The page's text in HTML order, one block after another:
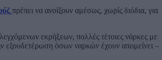
πρέπει να ανοίξουν αμέσως, χωρίς διόδια, για
εκρήξεων, πολλές τέτοιες νάρκες με
εξουδετέρωση όσων ναρκών έχουν απομείνει –